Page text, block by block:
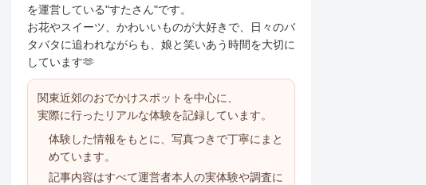
を運営している"すたさん"です。
お花やスイーツ、かわいいものが大好きで、日々のバ
タバタに追われながらも、娘と笑いあう時間を大切に
しています🫶
関東近郊のおでかけスポットを中心に、
実際に行ったリアルな体験を記録しています。
体験した情報をもとに、写真つきで丁寧にまと
めています。
記事内容はすべて運営者本人の実体験や調査に